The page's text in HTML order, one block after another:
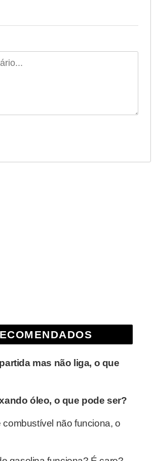
mas não liga, o que
óleo, o que pode ser?
combustível não funciona, o